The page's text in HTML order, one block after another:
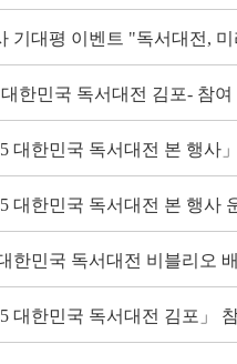
기대평 이벤트 "독서대전,
대한민국 독서대전 김포- 참
대한민국 독서대전 본 행사
대한민국 독서대전 본 행
한민국 독서대전 비블리오
대한민국 독서대전 김포」